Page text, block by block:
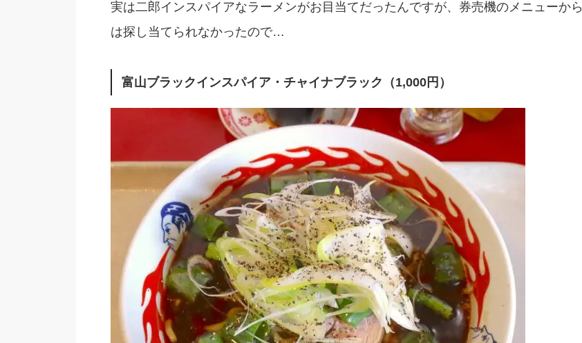
実は二郎インスパイアなラーメンがお目当てだったんですが、券売機のメニューから
は探し当てられなかったので…
富山ブラックインスパイア・チャイナブラック（1,000円）